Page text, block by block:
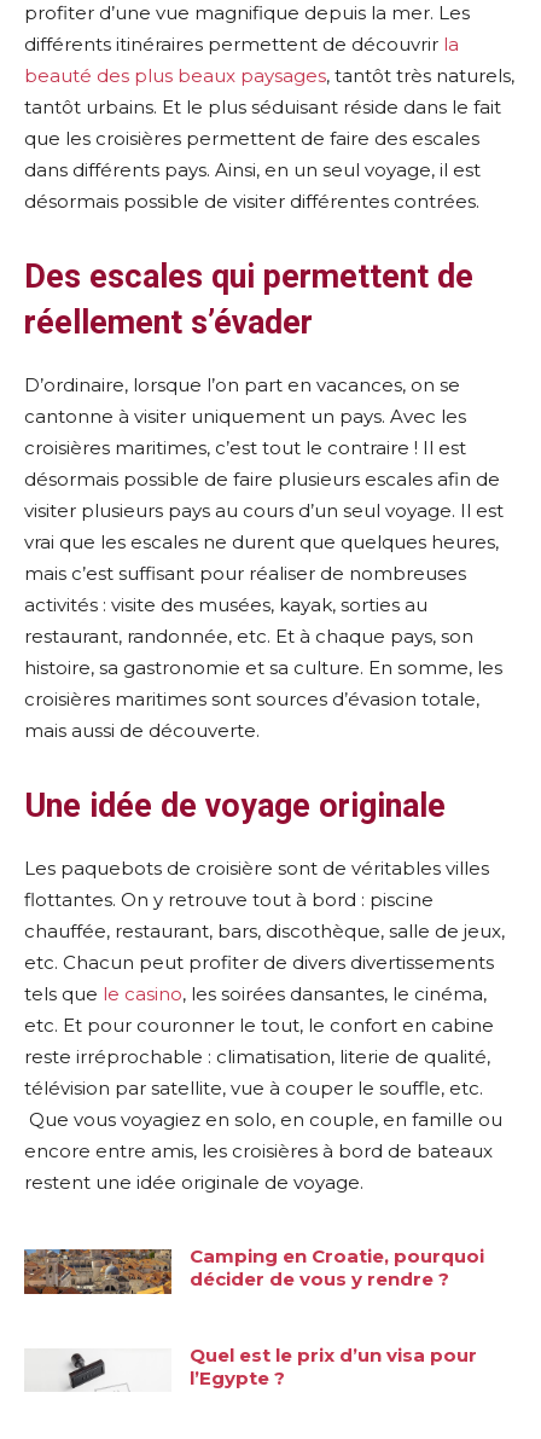
profiter d’une vue magnifique depuis la mer. Les
différents itinéraires permettent de découvrir la
beauté des plus beaux paysages, tantôt très naturels,
tantôt urbains. Et le plus séduisant réside dans le fait
que les croisières permettent de faire des escales
dans différents pays. Ainsi, en un seul voyage, il est
désormais possible de visiter différentes contrées.
Des escales qui permettent de
réellement s’évader
D’ordinaire, lorsque l’on part en vacances, on se
cantonne à visiter uniquement un pays. Avec les
croisières maritimes, c’est tout le contraire ! Il est
désormais possible de faire plusieurs escales afin de
visiter plusieurs pays au cours d’un seul voyage. Il est
vrai que les escales ne durent que quelques heures,
mais c’est suffisant pour réaliser de nombreuses
activités : visite des musées, kayak, sorties au
restaurant, randonnée, etc. Et à chaque pays, son
histoire, sa gastronomie et sa culture. En somme, les
croisières maritimes sont sources d’évasion totale,
mais aussi de découverte.
Une idée de voyage originale
Les paquebots de croisière sont de véritables villes
flottantes. On y retrouve tout à bord : piscine
chauffée, restaurant, bars, discothèque, salle de jeux,
etc. Chacun peut profiter de divers divertissements
tels que le casino, les soirées dansantes, le cinéma,
etc. Et pour couronner le tout, le confort en cabine
reste irréprochable : climatisation, literie de qualité,
télévision par satellite, vue à couper le souffle, etc.
Que vous voyagiez en solo, en couple, en famille ou
encore entre amis, les croisières à bord de bateaux
restent une idée originale de voyage.
Camping en Croatie, pourquoi
décider de vous y rendre ?
Quel est le prix d’un visa pour
l’Egypte ?